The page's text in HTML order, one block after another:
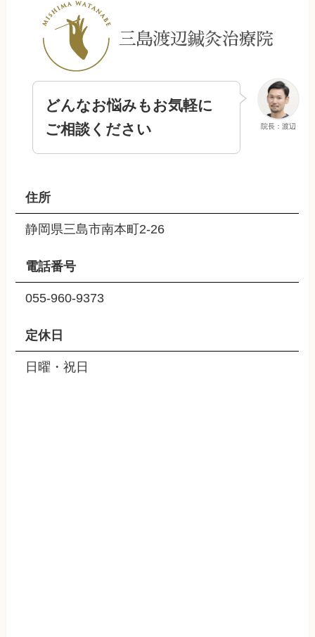
院長：渡辺
どんなお悩みもお気軽に
ご相談ください
住所
静岡県三島市南本町2-26
電話番号
055-960-9373
定休日
日曜・祝日